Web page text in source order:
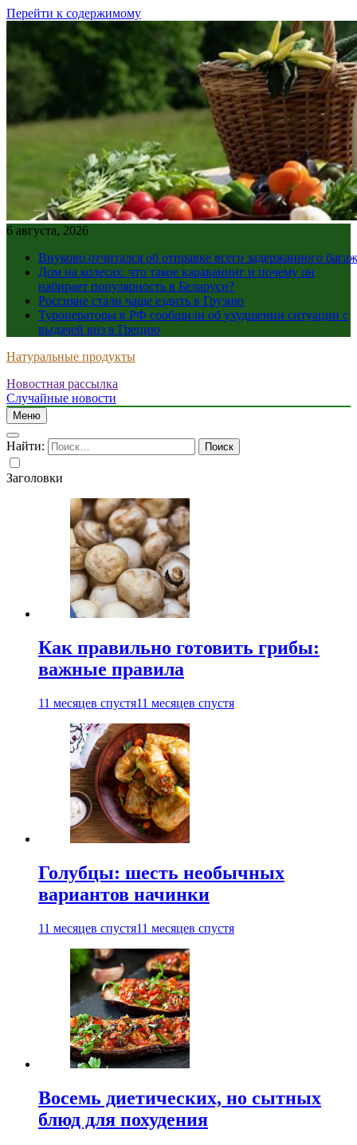
Перейти к содержимому
6 августа, 2026
Внуково отчитался об отправке всего задержанного
Дом на колесах: что такое караванинг и почему он
набирает популярность в Беларуси?
Россияне стали чаще ездить в Грузию
Туроператоры в РФ сообщили об ухудшении ситуации с
выдачей виз в Грецию
Натуральные продукты
Новостная рассылка
Случайные новости
Меню
Найти:
Заголовки
Как правильно готовить грибы:
важные правила
11 месяцев спустя11 месяцев спустя
Голубцы: шесть необычных
вариантов начинки
11 месяцев спустя11 месяцев спустя
Восемь диетических, но сытных
блюд для похудения